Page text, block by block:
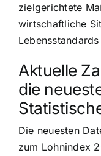
zielgerichtete
wirtschaftliche
Aktuelle
die
Die neuesten
zum Lohnindex